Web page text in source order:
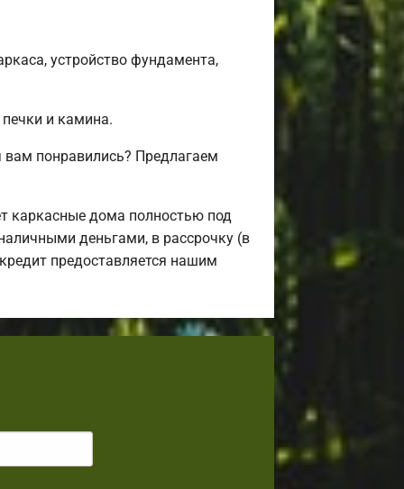
устройство фундамента,
и камина.
понравились? Предлагаем
каркасные дома полностью под
деньгами, в рассрочку (в
предоставляется нашим